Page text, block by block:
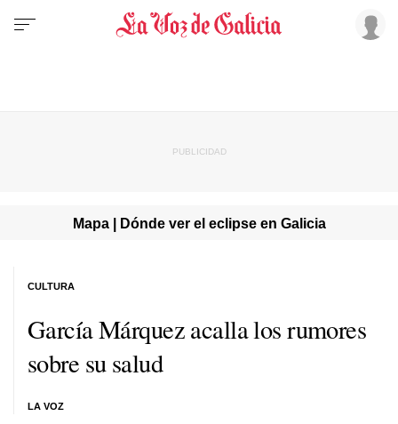
Mapa | Dónde ver el eclipse en Galicia
García Márquez acalla los rumores
sobre su salud
LA VOZ
CULTURA